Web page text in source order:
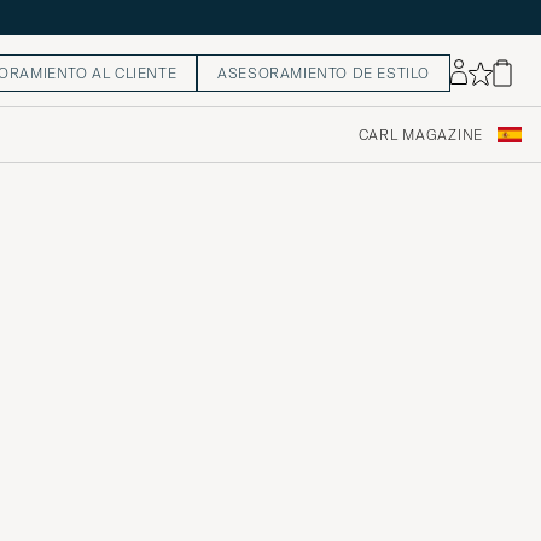
AL CLIENTE ASESORAMIENTO DE ESTILO
CARL MAGAZINE